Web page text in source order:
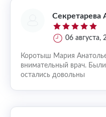
Секретарева
06 августа,
Коротыш Мария
внимательный врач.
остались довольны